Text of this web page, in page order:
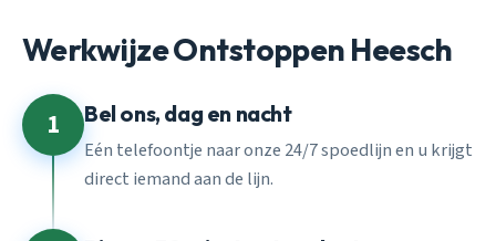
Werkwijze Ontstoppen Heesch
1 Bel ons, dag en nacht
Eén telefoontje naar onze 24/7 spoedlijn en u krijgt
direct iemand aan de lijn.